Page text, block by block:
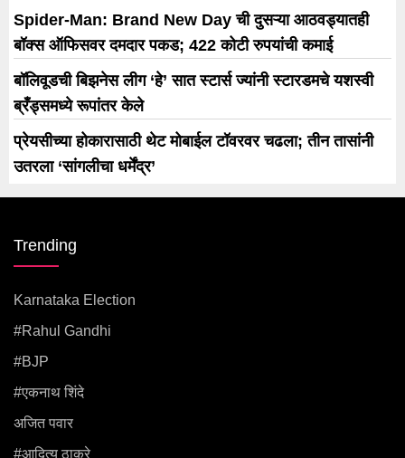
Spider-Man: Brand New Day ची दुसऱ्या आठवड्यातही
बॉक्स ऑफिसवर दमदार पकड; 422 कोटी रुपयांची कमाई
बॉलिवूडची बिझनेस लीग ‘हे’ सात स्टार्स ज्यांनी स्टारडमचे यशस्वी
ब्रँड्समध्ये रूपांतर केले
प्रेयसीच्या होकारासाठी थेट मोबाईल टॉवरवर चढला; तीन तासांनी
उतरला ‘सांगलीचा धर्मेंद्र’
Trending
Karnataka Election
#rahul Gandhi
#BJP
#एकनाथ शिंदे
अजित पवार
#आदित्य ठाकरे